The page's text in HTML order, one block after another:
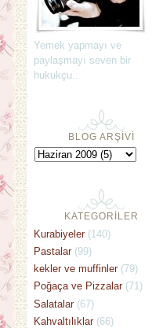
Yemek yapmayı ve
paylaşmayı seven bir
hukukçu..
BLOG ARŞİVİ
KATEGORİLER
Kurabiyeler (140)
Pastalar (99)
kekler ve muffinler (79)
Poğaça ve Pizzalar (71)
Salatalar (67)
Kahvaltılıklar (66)